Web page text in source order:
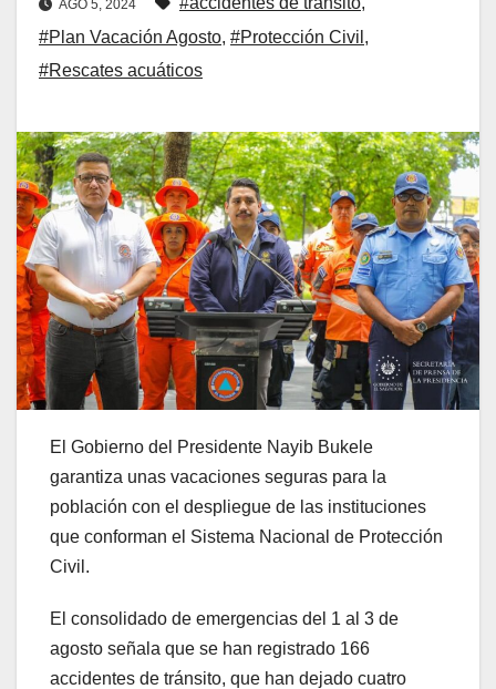
AGO 5, 2024
#Plan Vacación Agosto, #Protección Civil ,
#Rescates acuáticos
El Gobierno del Presidente Nayib Bukele
garantiza unas vacaciones seguras para la
población con el despliegue de las instituciones
que conforman el Sistema Nacional de Protección
Civil.
El consolidado de emergencias del 1 al 3 de
agosto señala que se han registrado 166
accidentes de tránsito, que han dejado cuatro